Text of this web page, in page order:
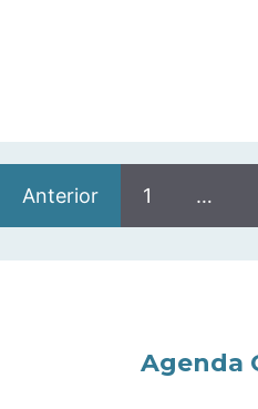
Anterior 1 …
Agenda